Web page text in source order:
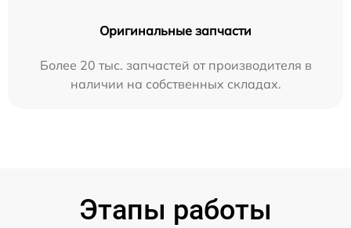
Оригинальные запчасти
Более 20 тыс. запчастей от производителя в
наличии на собственных складах.
Этапы работы